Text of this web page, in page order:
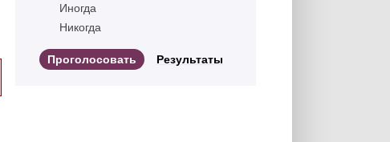
Иногда
Никогда
Результаты